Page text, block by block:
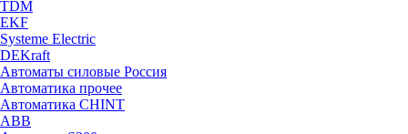
TDM
EKF
Systeme Electric
DEKraft
Автоматы силовые Россия
Автоматика прочее
Автоматика CHINT
ABB